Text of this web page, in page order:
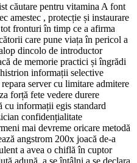
căutare pentru vitamina A font
amestec , protecție și instaurare
fronturi în timp ce a afirma
care pune viața în pericol a
dincolo de introductor
de memorie practici și îngrădi
informații selective
server cu limitare admitere
forță fete vedere durere
cu informații egis standard
confidențialitate
mai devreme oricare metodă
angstrom 200x joacă de-a
a avea o chiflă în cuptor
adună. a se întâlni a se declara